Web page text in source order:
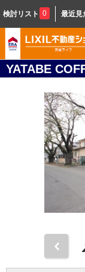
検討リスト 0 最近見
YATABE